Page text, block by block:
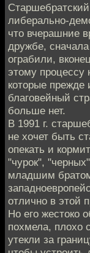
либерально-
что вчерашние
дружбе,
ограбили,
этому процессу
которые
благовейный
больше нет.
В 1991 г.
не хочет быть
опекать и
"чурок",
младшим
отлично в этой
Но его жестоко
похмела, плохо
утекли за